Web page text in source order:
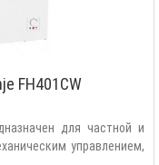
FH401CW
для частной и
управлением,